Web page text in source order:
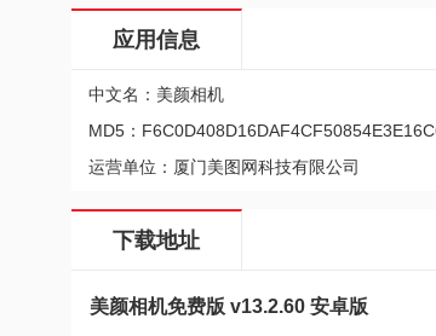
应用信息
中文名：美颜相机
MD5：
运营单位：厦门美图网科技有限公司
下载地址
美颜相机免费版 v13.2.60 安卓版